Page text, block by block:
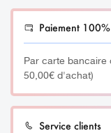
Paiement
Par carte bancaire
50,00€ d'achat)
Service clients